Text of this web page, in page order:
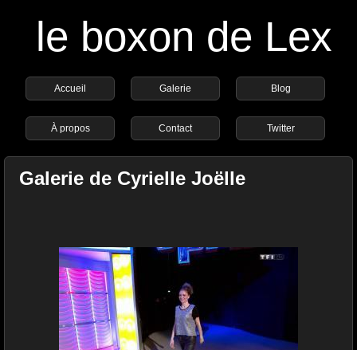
le boxon de Lex
Accueil Galerie Blog
À propos Contact Twitter
Galerie de Cyrielle Joëlle